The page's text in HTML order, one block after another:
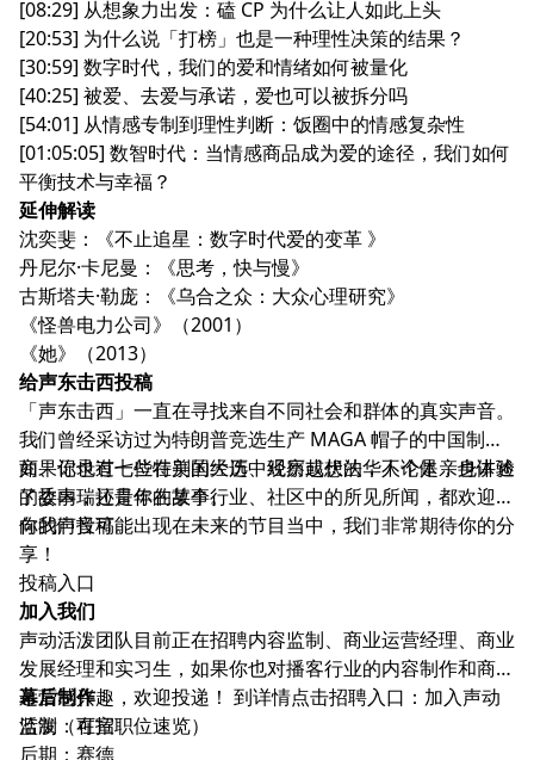
[08:29] 从想象力出发：磕 CP 为什么让人如此上头
[20:53] 为什么说「打榜」也是一种理性决策的结果？
[30:59] 数字时代，我们的爱和情绪如何被量化
[40:25] 被爱、去爱与承诺，爱也可以被拆分吗
[54:01] 从情感专制到理性判断：饭圈中的情感复杂性
[01:05:05] 数智时代：当情感商品成为爱的途径，我们如何
平衡技术与幸福？
延伸解读
沈奕斐：
《不止追星：数字时代爱的变革 》
丹尼尔·卡尼曼：《思考，快与慢》
古斯塔夫·勒庞：《乌合之众：大众心理研究》
《怪兽电力公司》（2001）
《她》（2013）
给声东击西投稿
「声东击西」一直在寻找来自不同社会和群体的真实声音。
我们曾经采访过为特朗普竞选生产 MAGA 帽子的中国制造
商、记录过七位在美国大选中经历起伏的华人个体，也讲述
了委内瑞拉青年的故事。
如果你也有一些特别的经历、观察或想法，不论是亲身体验
的故事，还是你在某个行业、社区中的所见所闻，都欢迎你
向我们投稿。
你的声音可能出现在未来的节目当中，我们非常期待你的分
享！
投稿入口
加入我们
声动活泼团队目前正在招聘内容监制、商业运营经理、商业
发展经理和实习生，如果你也对播客行业的内容制作和商务
运营感兴趣，欢迎投递！ 到详情点击招聘入口： 加入声动
活泼（在招职位速览）
幕后制作
监制：可宣
后期：赛德